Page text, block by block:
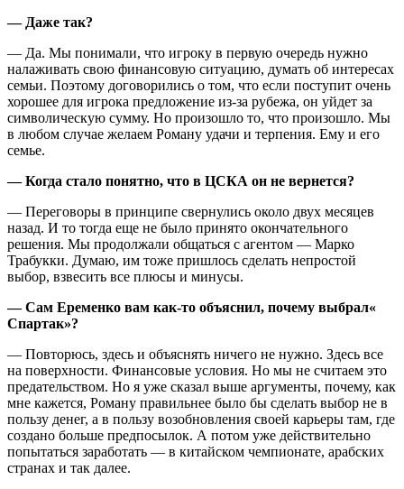
— Даже так?
— Да. Мы понимали, что игроку в первую очередь нужно
налаживать свою финансовую ситуацию, думать об интересах
семьи. Поэтому договорились о том, что если поступит очень
хорошее для игрока предложение из-за рубежа, он уйдет за
символическую сумму. Но произошло то, что произошло. Мы
в любом случае желаем Роману удачи и терпения. Ему и его
семье.
— Когда стало понятно, что в ЦСКА он не вернется?
— Переговоры в принципе свернулись около двух месяцев
назад. И то тогда еще не было принято окончательного
решения. Мы продолжали общаться с агентом — Марко
Трабукки. Думаю, им тоже пришлось сделать непростой
выбор, взвесить все плюсы и минусы.
— Сам Еременко вам как-то объяснил, почему выбрал«
Спартак»?
— Повторюсь, здесь и объяснять ничего не нужно. Здесь все
на поверхности. Финансовые условия. Но мы не считаем это
предательством. Но я уже сказал выше аргументы, почему, как
мне кажется, Роману правильнее было бы сделать выбор не в
пользу денег, а в пользу возобновления своей карьеры там, где
создано больше предпосылок. А потом уже действительно
попытаться заработать — в китайском чемпионате, арабских
странах и так далее.